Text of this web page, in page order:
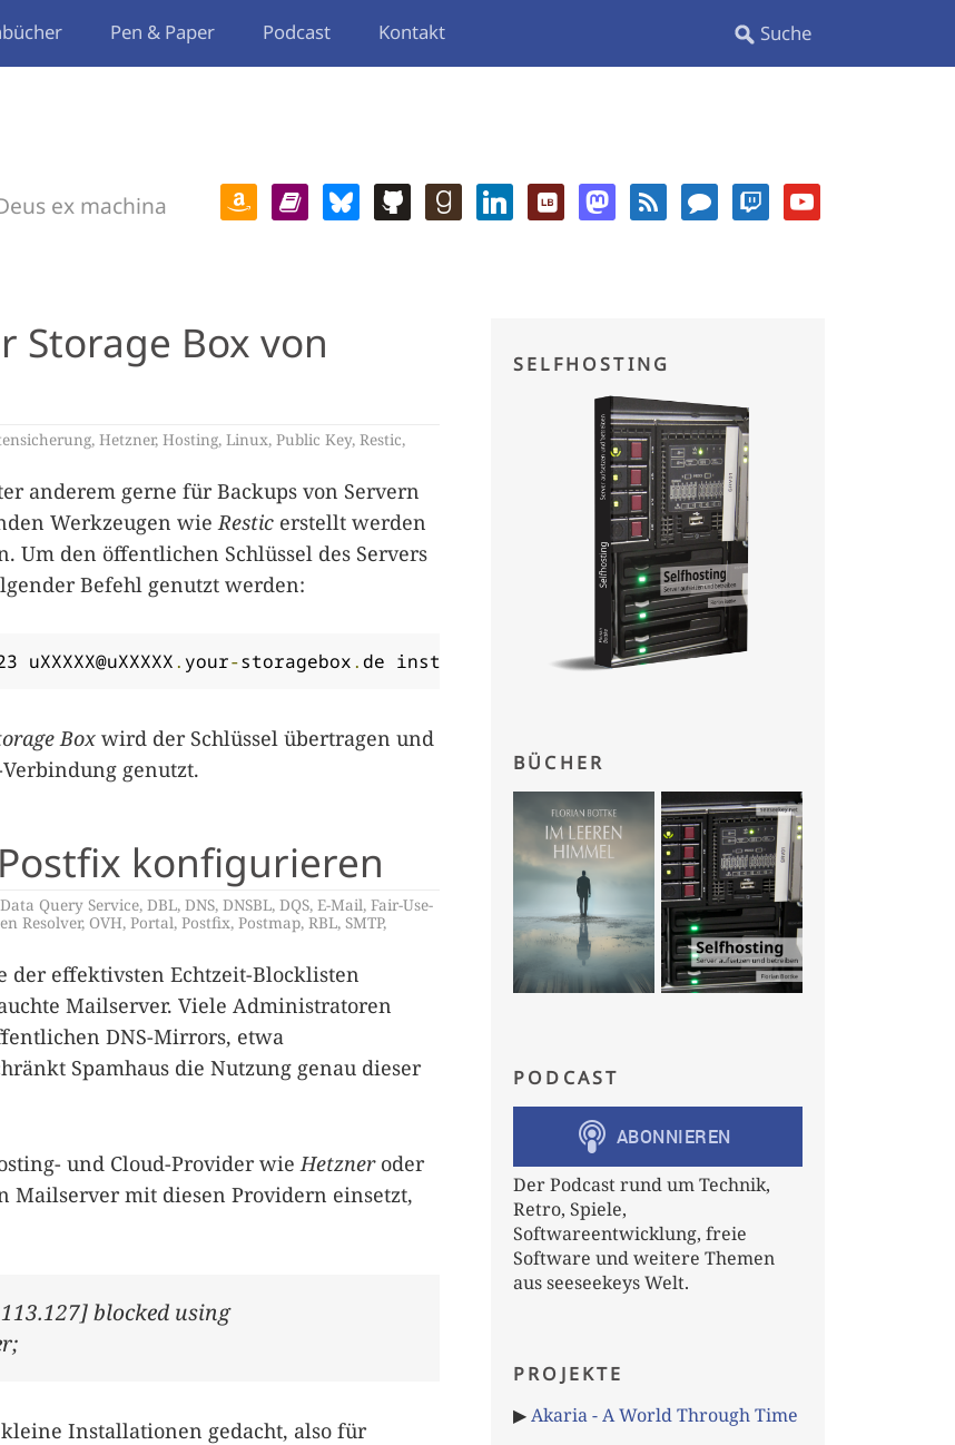
Pen & Paper Podcast Kontakt
ex machina
Storage Box von
, Hetzner, Hosting, Linux, Public Key, Restic,
anderem gerne für Backups von Servern
Werkzeugen wieRestic erstellt werden
Um den öffentlichen Schlüssel des Servers
Befehl genutzt werden:
uXXXXX@uXXXXX. your-storagebox.de install key
Box wird der Schlüssel übertragen und
genutzt.
konfigurieren
Data Query Service, DBL, DNS, DNSBL, DQS, E-Mail, Fair-Use-
Resolver, OVH, Portal, Postfix, Postmap, RBL, SMTP,
der effektivsten Echtzeit-Blocklisten
Mailserver. Viele Administratoren
DNS-Mirrors, etwa
Spamhaus die Nutzung genau dieser
und Cloud-Provider wieHetzneroder
Mailserver mit diesen Providern einsetzt,
blocked using
Installationen gedacht, also für
SELFHOSTING
BÜCHER
PODCAST
Der Podcast rund um Technik,
Retro, Spiele,
Softwareentwicklung, freie
Software und weitere Themen
aus seeseekeys Welt.
PROJEKTE
▶Akaria - A World Through Time